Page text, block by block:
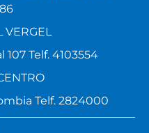
VERGEL
107 Telf. 4103554
Telf. 2824000